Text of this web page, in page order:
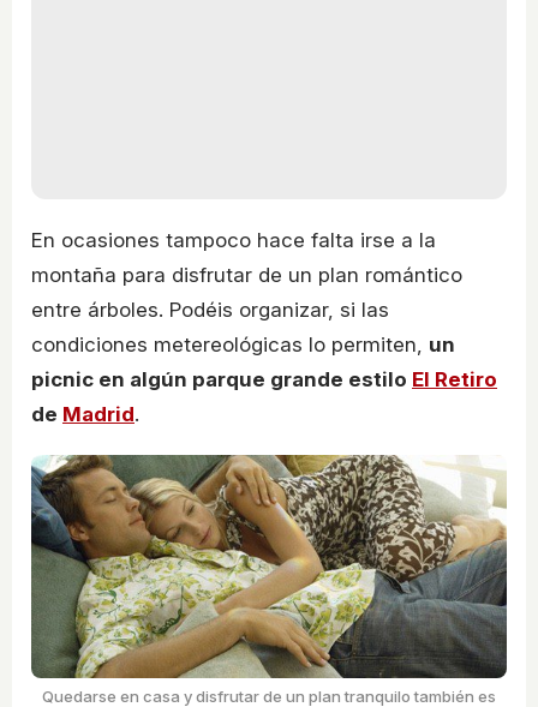
En ocasiones tampoco hace falta irse a la
montaña para disfrutar de un plan romántico
entre árboles. Podéis organizar, si las
condiciones metereológicas lo permiten, un
picnic en algún parque grande estilo El Retiro
de Madrid.
Quedarse en casa y disfrutar de un plan tranquilo también es